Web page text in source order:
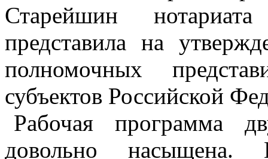
Старейшин
представила на
полномочных
субъектов Российской
Рабочая программа
довольно